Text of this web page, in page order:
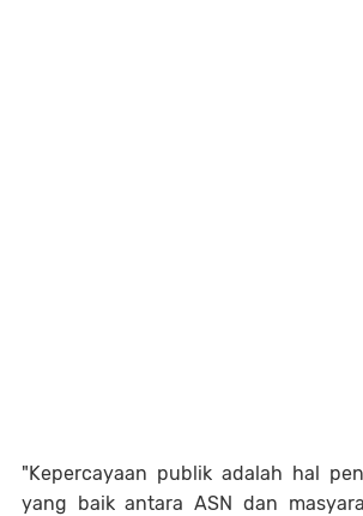
"Kepercayaan publik adalah hal
yang baik antara ASN dan